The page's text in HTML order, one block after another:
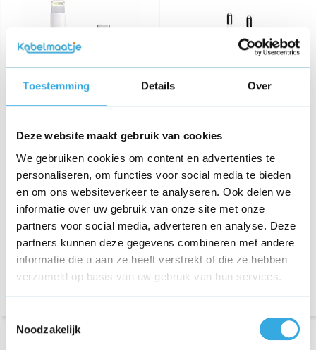
Toestemming Details Over
Deze website maakt gebruik van cookies
We gebruiken cookies om content en advertenties te
personaliseren, om functies voor social media te bieden
en om ons websiteverkeer te analyseren. Ook delen we
informatie over uw gebruik van onze site met onze
partners voor social media, adverteren en analyse. Deze
partners kunnen deze gegevens combineren met andere
informatie die u aan ze heeft verstrekt of die ze hebben
verzameld op basis van uw gebruik van hun services.
Noodzakelijk
USB-C naar Lightning
€ 24,95
Morgen in huis
iPhone adapter 5W
€ 14,95
67 reviews
Aansluiting:USB-A
Vermogen:5 Watt
Morgen in huis